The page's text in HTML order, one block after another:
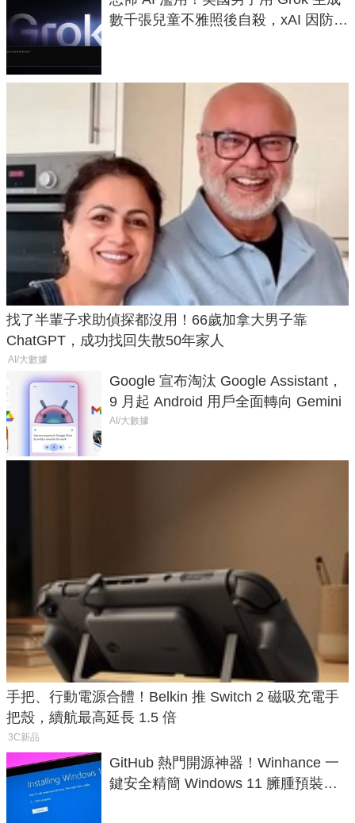
數千張兒童不雅照後自殺，xAI 因防護
找了半輩子求助偵探都沒用！66歲加拿大男子靠
ChatGPT，成功找回失散50年家人
AI/大數據
Google 宣布淘汰 Google Assistant，
9 月起 Android 用戶全面轉向 Gemini
AI/大數據
手把、行動電源合體！Belkin 推 Switch 2 磁吸充電手
把殼，續航最高延長 1.5 倍
3C新品
GitHub 熱門開源神器！Winhance 一
鍵安全精簡 Windows 11 臃腫預裝軟